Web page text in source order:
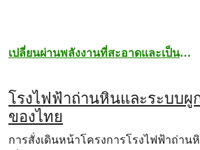
เปลี่ยนผ่านพลังงานที่สะอาดและเป็น
โรงไฟฟ้าถ่านหินและระบบผู
ของไทย
การสั่งเดินหน้าโครงการโรงไฟฟ้าถ่าน